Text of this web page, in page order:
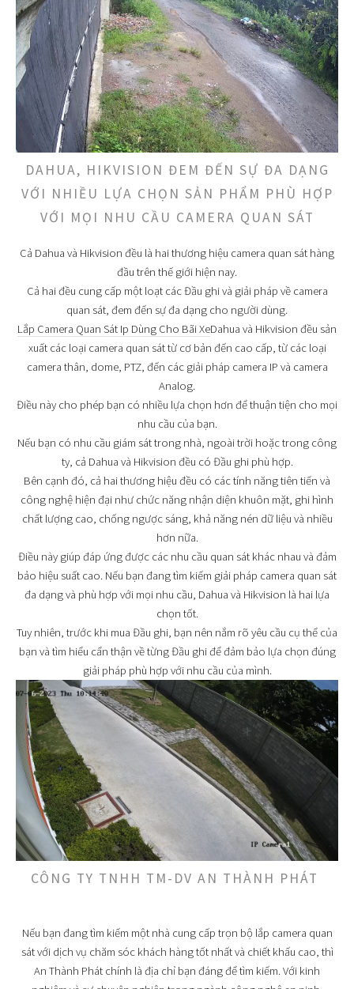
DAHUA, HIKVISION ĐEM ĐẾN SỰ ĐA DẠNG
VỚI NHIỀU LỰA CHỌN SẢN PHẨM PHÙ HỢP
VỚI MỌI NHU CẦU CAMERA QUAN SÁT
Cả Dahua và Hikvision đều là hai thương hiệu camera quan sát hàng
đầu trên thế giới hiện nay.
Cả hai đều cung cấp một loạt các Đầu ghi và giải pháp về camera
quan sát, đem đến sự đa dạng cho người dùng.
Lắp Camera Quan Sát Ip Dùng Cho Bãi XeDahua và Hikvision đều sản
xuất các loại camera quan sát từ cơ bản đến cao cấp, từ các loại
camera thân, dome, PTZ, đến các giải pháp camera IP và camera
Analog.
Điều này cho phép bạn có nhiều lựa chọn hơn để thuận tiện cho mọi
nhu cầu của bạn.
Nếu bạn có nhu cầu giám sát trong nhà, ngoài trời hoặc trong công
ty, cả Dahua và Hikvision đều có Đầu ghi phù hợp.
Bên cạnh đó, cả hai thương hiệu đều có các tính năng tiên tiến và
công nghệ hiện đại như chức năng nhận diện khuôn mặt, ghi hình
chất lượng cao, chống ngược sáng, khả năng nén dữ liệu và nhiều
hơn nữa.
Điều này giúp đáp ứng được các nhu cầu quan sát khác nhau và đảm
bảo hiệu suất cao. Nếu bạn đang tìm kiếm giải pháp camera quan sát
đa dạng và phù hợp với mọi nhu cầu, Dahua và Hikvision là hai lựa
chọn tốt.
Tuy nhiên, trước khi mua Đầu ghi, bạn nên nắm rõ yêu cầu cụ thể của
bạn và tìm hiểu cẩn thận về từng Đầu ghi để đảm bảo lựa chọn đúng
giải pháp phù hợp với nhu cầu của mình.
CÔNG TY TNHH TM-DV AN THÀNH PHÁT
Nếu bạn đang tìm kiếm một nhà cung cấp trọn bộ lắp camera quan
sát với dịch vụ chăm sóc khách hàng tốt nhất và chiết khấu cao, thì
An Thành Phát chính là địa chỉ bạn đáng để tìm kiếm. Với kinh